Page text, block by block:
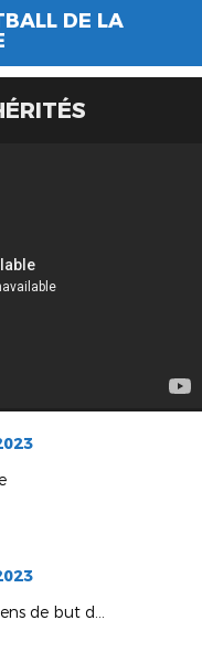
DE LA
Journée des Gardiens de but du 03/05/2023